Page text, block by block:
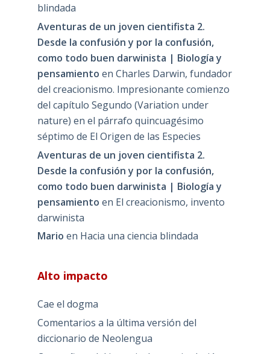
blindada
Aventuras de un joven cientifista 2.
Desde la confusión y por la confusión,
como todo buen darwinista | Biología y
pensamiento en Charles Darwin, fundador
del creacionismo. Impresionante comienzo
del capítulo Segundo (Variation under
nature) en el párrafo quincuagésimo
séptimo de El Origen de las Especies
Aventuras de un joven cientifista 2.
Desde la confusión y por la confusión,
como todo buen darwinista | Biología y
pensamiento en El creacionismo, invento
darwinista
Mario en Hacia una ciencia blindada
Alto impacto
Cae el dogma
Comentarios a la última versión del
diccionario de Neolengua